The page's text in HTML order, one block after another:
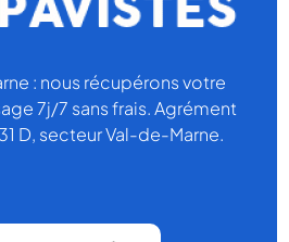
: nous récupérons votre
7j/7 sans frais. Agrément
D, secteur Val-de-Marne.